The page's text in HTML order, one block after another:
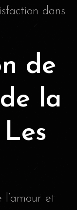
dans
de
la
l’amour et